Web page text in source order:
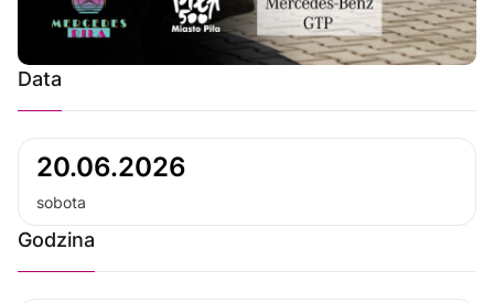
Data
20.06.2026
sobota
Godzina